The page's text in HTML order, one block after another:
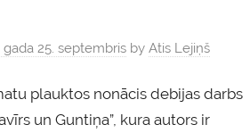
gada 25. septembris byAtis Lejiņš
plauktos nonācis ­debijas darbs
un Guntiņa”, kura autors ir